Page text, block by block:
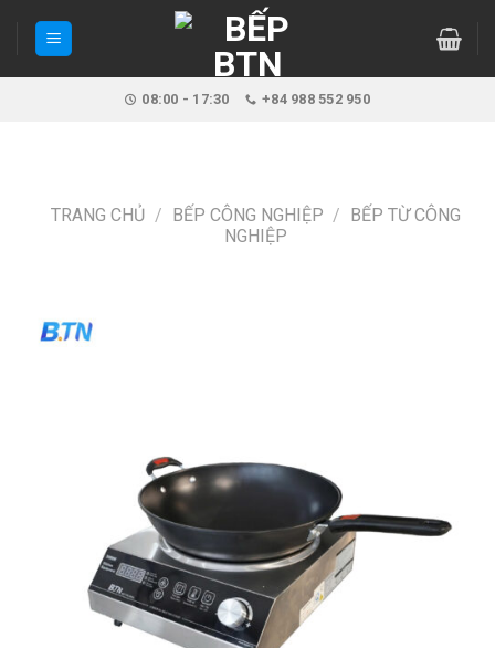
08:00 - 17:30 +84 988 552 950
TRANG CHỦ / BẾP CÔNG NGHIỆP / BẾP TỪ CÔNG
NGHIỆP